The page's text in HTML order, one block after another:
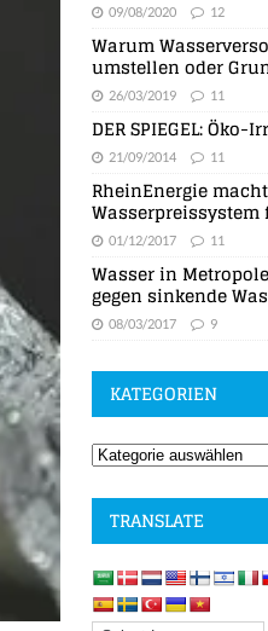
09/08/2020 12
Warum
umstellen oder
26/03/2019 11
DER SPIEGEL:
21/09/2014 11
RheinEnergie
Wasserpreissystem
01/12/2017 11
Wasser in
gegen sinkende
08/03/2017 9
KATEGORIEN
TRANSLATE